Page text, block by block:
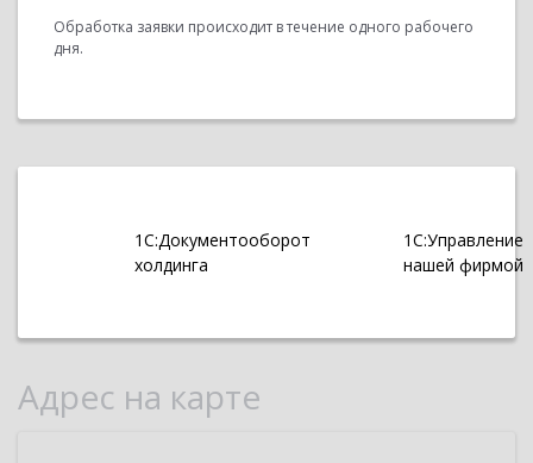
Обработка заявки происходит в течение одного рабочего
дня.
1С:Документооборот
холдинга
1С:Управление
нашей фирмой
Адрес на карте